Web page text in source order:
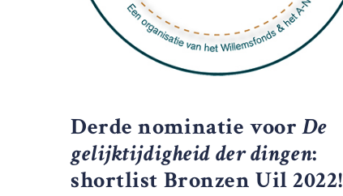
Derde nominatie voorDe
gelijktijdigheid der dingen:
shortlist Bronzen Uil 2022!